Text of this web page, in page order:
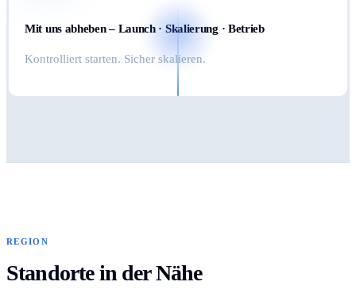
Mit uns abheben – Launch · Skalierung · Betrieb
Kontrolliert starten. Sicher skalieren.
REGION
Standorte in der Nähe